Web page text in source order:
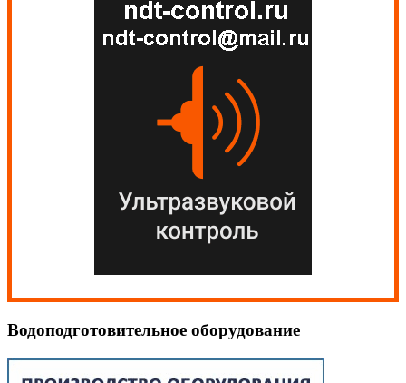
Водоподготовительное оборудование